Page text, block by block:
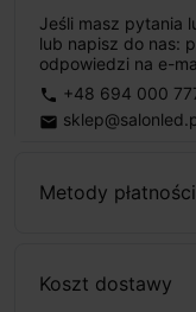
Jeśli masz pytania
lub napisz do nas:
odpowiedzi na e-
phone +48 694 000
email
Metody płatności
Koszt dostawy